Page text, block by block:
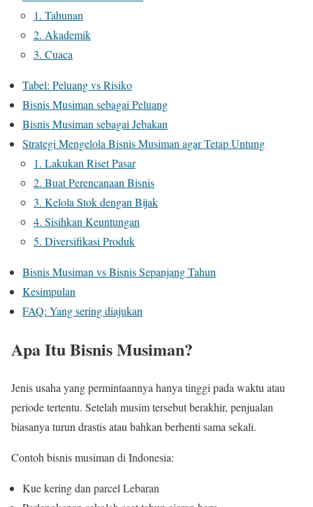
1. Tahunan
2. Akademik
3. Cuaca
Tabel: Peluang vs Risiko
Bisnis Musiman sebagai Peluang
Bisnis Musiman sebagai Jebakan
Strategi Mengelola Bisnis Musiman agar Tetap Untung
1. Lakukan Riset Pasar
2. Buat Perencanaan Bisnis
3. Kelola Stok dengan Bijak
4. Sisihkan Keuntungan
5. Diversifikasi Produk
Bisnis Musiman vs Bisnis Sepanjang Tahun
Kesimpulan
FAQ: Yang sering diajukan
Apa Itu Bisnis Musiman?
Jenis usaha yang permintaannya hanya tinggi pada waktu atau
periode tertentu. Setelah musim tersebut berakhir, penjualan
biasanya turun drastis atau bahkan berhenti sama sekali.
Contoh bisnis musiman di Indonesia:
Kue kering dan parcel Lebaran